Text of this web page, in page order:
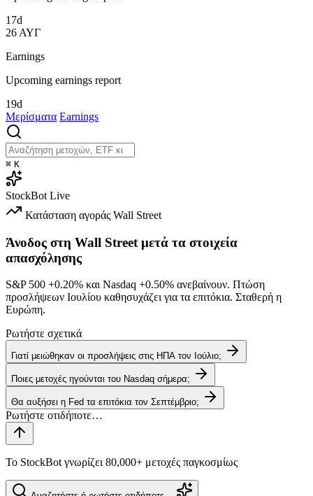
17d
26 ΑΥΓ
Earnings
Upcoming earnings report
19d
Μερίσματα Earnings
⌘ K
StockBot Live
Κατάσταση αγοράς Wall Street
Άνοδος στη Wall Street μετά τα στοιχεία
απασχόλησης
S&P 500 +0.20% και Nasdaq +0.50% ανεβαίνουν. Πτώση
προσλήψεων Ιουλίου καθησυχάζει για τα επιτόκια. Σταθερή η
Ευρώπη.
Ρωτήστε σχετικά
Γιατί μειώθηκαν οι προσλήψεις στις ΗΠΑ τον Ιούλιο;
Ποιες μετοχές ηγούνται του Nasdaq σήμερα;
Θα αυξήσει η Fed τα επιτόκια τον Σεπτέμβριο;
Το StockBot γνωρίζει 80,000+ μετοχές παγκοσμίως